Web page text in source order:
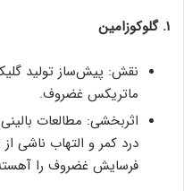
۱. گلوکوزامین
نقش: پیش‌ساز تولید
ماتریکس غضروف.
اثربخشی: مطالعات
درد کمر و التهاب
فرسایش غضروف را